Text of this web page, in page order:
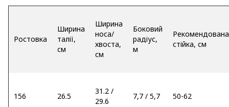
Ростовка
Ширина
талії,
см
Ширина
носа/
хвоста,
см
Боковий
радіус,
м
Рекомендована
стійка, см
156 26.5
31.2 /
29.6
7,7 / 5,7 50-62